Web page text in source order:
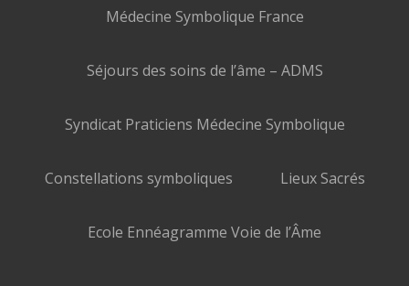
Médecine Symbolique France
Séjours des soins de l’âme – ADMS
Syndicat Praticiens Médecine Symbolique
Constellations symboliques Lieux Sacrés
Ecole Ennéagramme Voie de l’Âme